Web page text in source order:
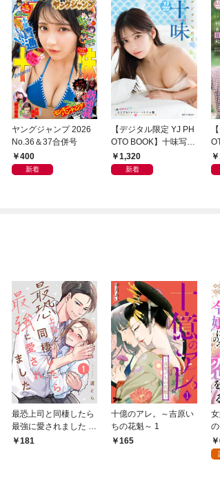
ヤングジャンプ 2026
No.36＆37合併号
400
新着
【デジタル限定 YJ PH
OTO BOOK】十味写真
集「続・『ぽみ』！？
どこでもトレイン・ベ
1,320
新着
最恐上司と同棲したら
最強に愛されました 1
巻181
十億のアレ。～吉原い
ちの花魁～ 1
165